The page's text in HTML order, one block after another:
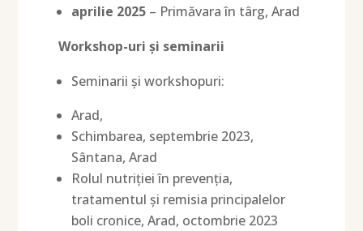
aprilie 2025 – Primăvara în târg, Arad
Workshop-uri și seminarii
Seminarii și workshopuri:
Arad,
Schimbarea, septembrie 2023,
Sântana, Arad
Rolul nutriției în prevenția,
tratamentul și remisia principalelor
boli cronice, Arad, octombrie 2023